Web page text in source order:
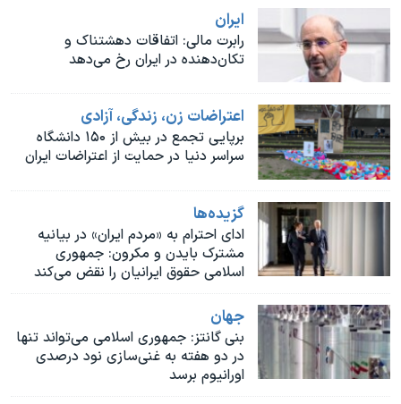
نرگس محمدی برنده جایزه نوبل صلح
همایش محافظه‌کاران آمریکا «سی‌پک»
سفر پرزیدنت ترامپ به چین
ايران
رابرت مالی: اتفاقات دهشتناک و
تکان‌دهنده در ایران رخ می‌دهد
اعتراضات زن، زندگی، آزادی
برپایی تجمع در بیش از ۱۵۰ دانشگاه
سراسر دنیا در حمایت از اعتراضات ایران
گزيده‌ها
ادای احترام به «مردم ایران» در بیانیه
مشترک بایدن و مکرون: جمهوری
اسلامی حقوق ایرانیان را نقض می‌کند
جهان
بنی گانتز: جمهوری اسلامی می‌تواند تنها
در دو هفته به غنی‌سازی نود درصدی
اورانیوم برسد